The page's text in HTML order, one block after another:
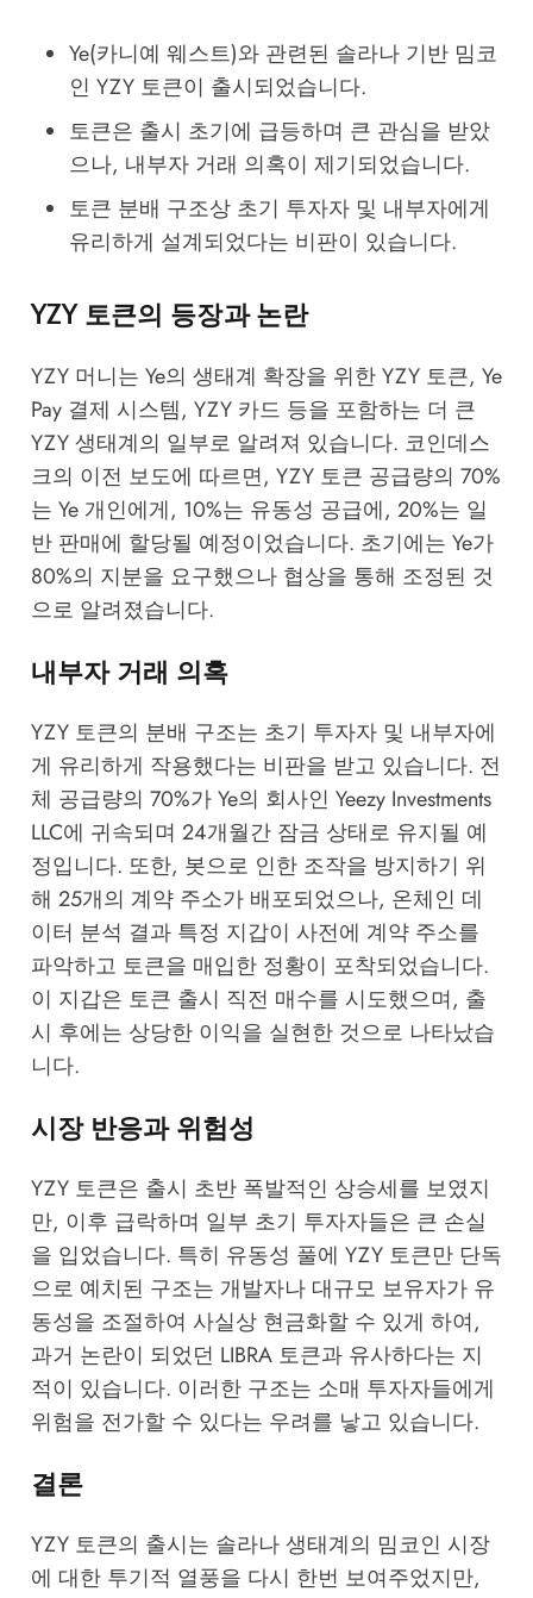
Ye(카니예 웨스트)와 관련된 솔라나 기반 밈코
인 YZY 토큰이 출시되었습니다.
토큰은 출시 초기에 급등하며 큰 관심을 받았
으나, 내부자 거래 의혹이 제기되었습니다.
토큰 분배 구조상 초기 투자자 및 내부자에게
유리하게 설계되었다는 비판이 있습니다.
YZY 토큰의 등장과 논란
YZY 머니는 Ye의 생태계 확장을 위한 YZY 토큰, Ye
Pay 결제 시스템, YZY 카드 등을 포함하는 더 큰
YZY 생태계의 일부로 알려져 있습니다. 코인데스
크의 이전 보도에 따르면, YZY 토큰 공급량의 70%
는 Ye 개인에게, 10%는 유동성 공급에, 20%는 일
반 판매에 할당될 예정이었습니다. 초기에는 Ye가
80%의 지분을 요구했으나 협상을 통해 조정된 것
으로 알려졌습니다.
내부자 거래 의혹
YZY 토큰의 분배 구조는 초기 투자자 및 내부자에
게 유리하게 작용했다는 비판을 받고 있습니다. 전
체 공급량의 70%가 Ye의 회사인 Yeezy Investments
LLC에 귀속되며 24개월간 잠금 상태로 유지될 예
정입니다. 또한, 봇으로 인한 조작을 방지하기 위
해 25개의 계약 주소가 배포되었으나, 온체인 데
이터 분석 결과 특정 지갑이 사전에 계약 주소를
파악하고 토큰을 매입한 정황이 포착되었습니다.
이 지갑은 토큰 출시 직전 매수를 시도했으며, 출
시 후에는 상당한 이익을 실현한 것으로 나타났습
니다.
시장 반응과 위험성
YZY 토큰은 출시 초반 폭발적인 상승세를 보였지
만, 이후 급락하며 일부 초기 투자자들은 큰 손실
을 입었습니다. 특히 유동성 풀에 YZY 토큰만 단독
으로 예치된 구조는 개발자나 대규모 보유자가 유
동성을 조절하여 사실상 현금화할 수 있게 하여,
과거 논란이 되었던 LIBRA 토큰과 유사하다는 지
적이 있습니다. 이러한 구조는 소매 투자자들에게
위험을 전가할 수 있다는 우려를 낳고 있습니다.
결론
YZY 토큰의 출시는 솔라나 생태계의 밈코인 시장
에 대한 투기적 열풍을 다시 한번 보여주었지만,